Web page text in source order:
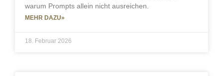
warum Prompts allein nicht ausreichen.
MEHR DAZU»
18. Februar 2026